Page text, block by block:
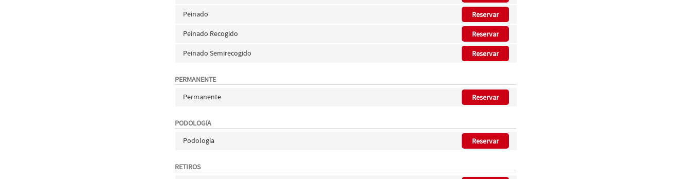
Peinado Reservar
Peinado Recogido Reservar
Peinado Semirecogido Reservar
PERMANENTE
Permanente
Reservar
PODOLOGíA
Podología
Reservar
RETIROS